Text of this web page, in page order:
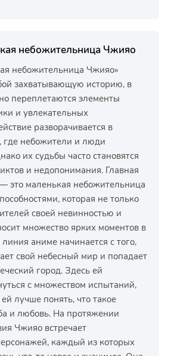
небожительница Чжияо
небожительница Чжияо»
захватывающую историю, в
переплетаются элементы
и увлекательных
разворачивается в
где небожители и люди
их судьбы часто становятся
и недопонимания. Главная
это маленькая небожительница
которая не только
своей невинностью и
множество ярких моментов в
аниме начинается с того,
свой небесный мир и попадает
город. Здесь ей
с множеством испытаний,
лучше понять, что такое
и любовь. На протяжении
Чжияо встречает
каждый из которых